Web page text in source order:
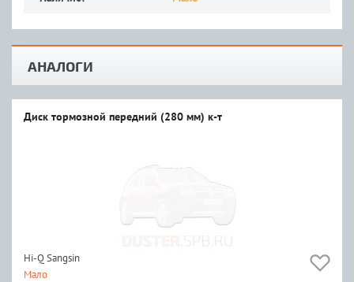
АНАЛОГИ
Диск тормозной передний (280 мм) к-т
Hi-Q Sangsin
Мало